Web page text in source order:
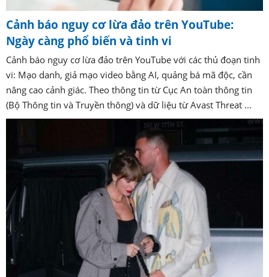
Cảnh báo nguy cơ lừa đảo trên YouTube:
Ngày càng phổ biến và tinh vi
Cảnh báo nguy cơ lừa đảo trên YouTube với các thủ đoạn tinh
vi: Mạo danh, giả mạo video bằng AI, quảng bá mã độc, cần
nâng cao cảnh giác. Theo thông tin từ Cục An toàn thông tin
(Bộ Thông tin và Truyền thông) và dữ liệu từ Avast Threat ...